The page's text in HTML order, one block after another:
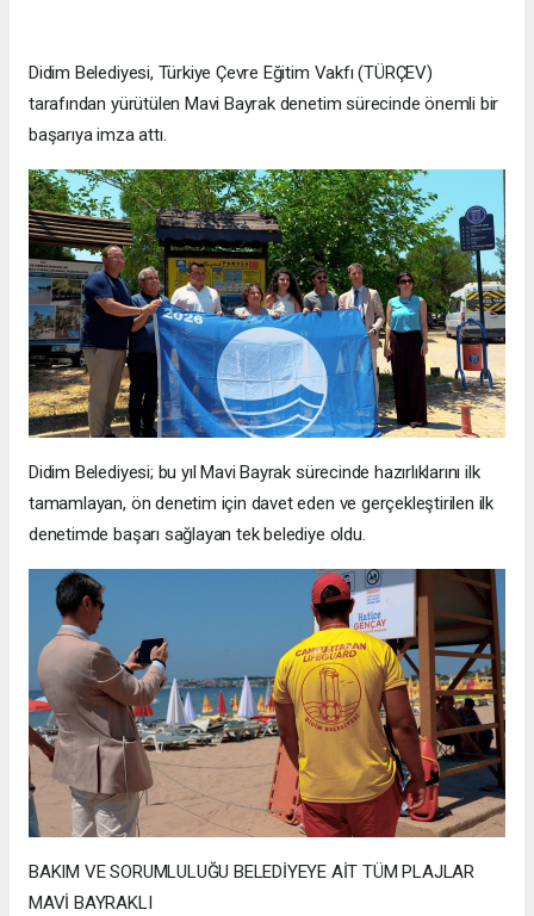
Didim Belediyesi, Türkiye Çevre Eğitim Vakfı (TÜRÇEV)
tarafından yürütülen Mavi Bayrak denetim sürecinde önemli bir
başarıya imza attı.
Didim Belediyesi; bu yıl Mavi Bayrak sürecinde hazırlıklarını ilk
tamamlayan, ön denetim için davet eden ve gerçekleştirilen ilk
denetimde başarı sağlayan tek belediye oldu.
BAKIM VE SORUMLULUĞU BELEDİYEYE AİT TÜM PLAJLAR
MAVİ BAYRAKLI